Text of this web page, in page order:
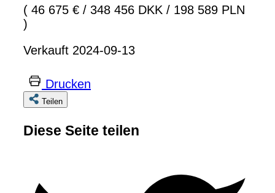
( 46 675 € / 348 456 DKK / 198 589 PLN
)
Verkauft 2024-09-13
Drucken
Teilen
Diese Seite teilen